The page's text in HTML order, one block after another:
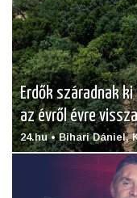
Erdők száradnak
az évről évre
24.hu • Bihari Dániel,